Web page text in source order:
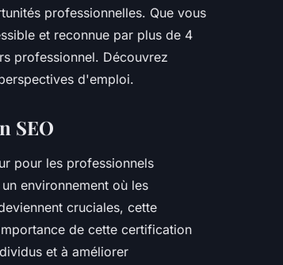
professionnelles. Que vous
et reconnue par plus de 4
professionnel. Découvrez
d'emploi.
SEO
pour les professionnels
environnement où les
cruciales, cette
de cette certification
et à améliorer